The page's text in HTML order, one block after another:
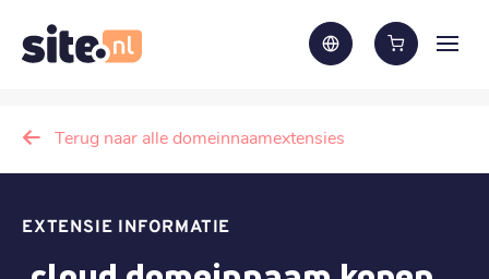
Terug naar alle domeinnaamextensies
EXTENSIE INFORMATIE